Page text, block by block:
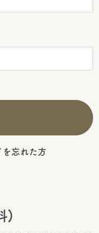
を忘れた方
)